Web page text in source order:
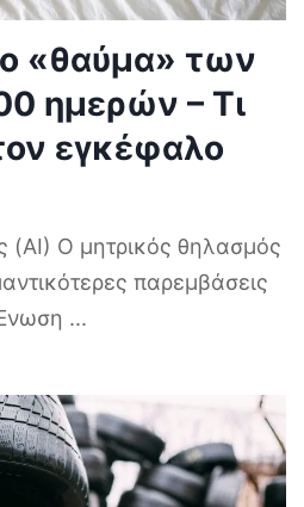
«θαύμα» των
ημερών – Τι
εγκέφαλο
(AI) Ο μητρικός θηλασμός
παρεμβάσεις
...